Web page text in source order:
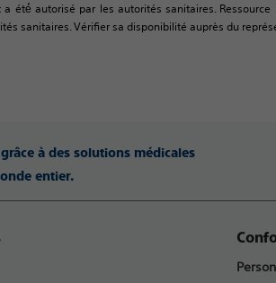
autorisé par les autorités sanitaires. Ressource
sanitaires. Vérifier sa disponibilité auprès du
à des solutions médicales
entier.